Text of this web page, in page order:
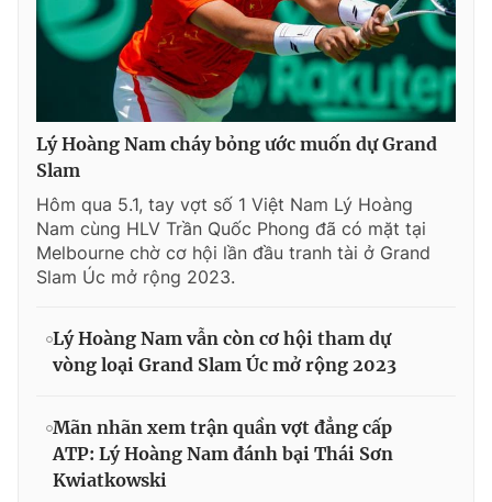
Lý Hoàng Nam cháy bỏng ước muốn dự Grand
Slam
Hôm qua 5.1, tay vợt số 1 Việt Nam Lý Hoàng
Nam cùng HLV Trần Quốc Phong đã có mặt tại
Melbourne chờ cơ hội lần đầu tranh tài ở Grand
Slam Úc mở rộng 2023.
Lý Hoàng Nam vẫn còn cơ hội tham dự
vòng loại Grand Slam Úc mở rộng 2023
Mãn nhãn xem trận quần vợt đẳng cấp
ATP: Lý Hoàng Nam đánh bại Thái Sơn
Kwiatkowski